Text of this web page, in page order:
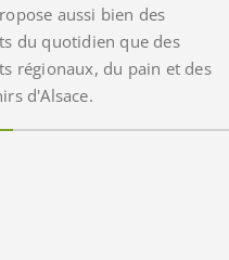
aussi bien des
du quotidien que des
régionaux, du pain et des
d'Alsace.